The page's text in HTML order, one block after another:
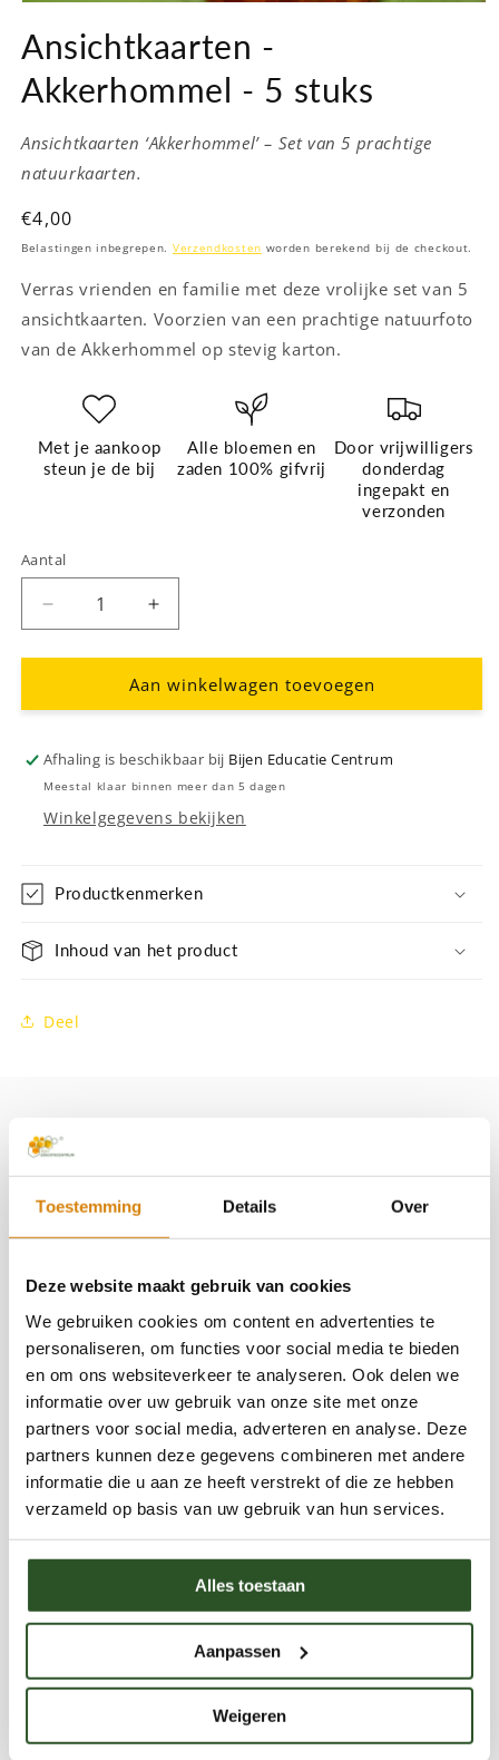
Toestemming Details Over
Deze website maakt gebruik van cookies
We gebruiken cookies om content en advertenties te
personaliseren, om functies voor social media te bieden
en om ons websiteverkeer te analyseren. Ook delen we
informatie over uw gebruik van onze site met onze
partners voor social media, adverteren en analyse. Deze
partners kunnen deze gegevens combineren met andere
informatie die u aan ze heeft verstrekt of die ze hebben
verzameld op basis van uw gebruik van hun services.
Alles toestaan
Aanpassen
Weigeren
openen
in
modaal
Ansichtkaarten -
Akkerhommel - 5 stuks
Ansichtkaarten ‘Akkerhommel’ – Set van 5 prachtige
natuurkaarten.
Normale
prijs
€4,00
Belastingen inbegrepen. Verzendkosten worden berekend bij de checkout.
Verras vrienden en familie met deze vrolijke set van 5
ansichtkaarten. Voorzien van een prachtige natuurfoto
van de Akkerhommel op stevig karton.
Met je aankoop
steun je de bij
Alle bloemen en
zaden 100% gifvrij
Door vrijwilligers
donderdag
ingepakt en
verzonden
Aantal
Aantal
verlagen
voor
Ansichtkaarten
-
-
5
Aantal
verhogen
voor
Ansichtkaarten
-
-
Aan winkelwagen toevoegen
Afhaling is beschikbaar bij Bijen Educatie Centrum
Meestal klaar binnen meer dan 5 dagen
Winkelgegevens bekijken
Productkenmerken
Inhoud van het product
Deel
Productinformatie
Verras iemand op een feestelijk moment met deze
De set bestaat uit 5 kaarten – perfect voor
verjaardagen, of elke andere mijlpaal.
De achterkant is voorzien van ruimte voor een
adres en persoonlijke boodschap. Je kunt de
kaarten zonder envelop versturen – snel,
makkelijk en toch heel persoonlijk!
Wat maakt deze kaarten zo fijn?
Zonder envelop te versturen – ideaal voor
spontane post
Stevige kartonkwaliteit